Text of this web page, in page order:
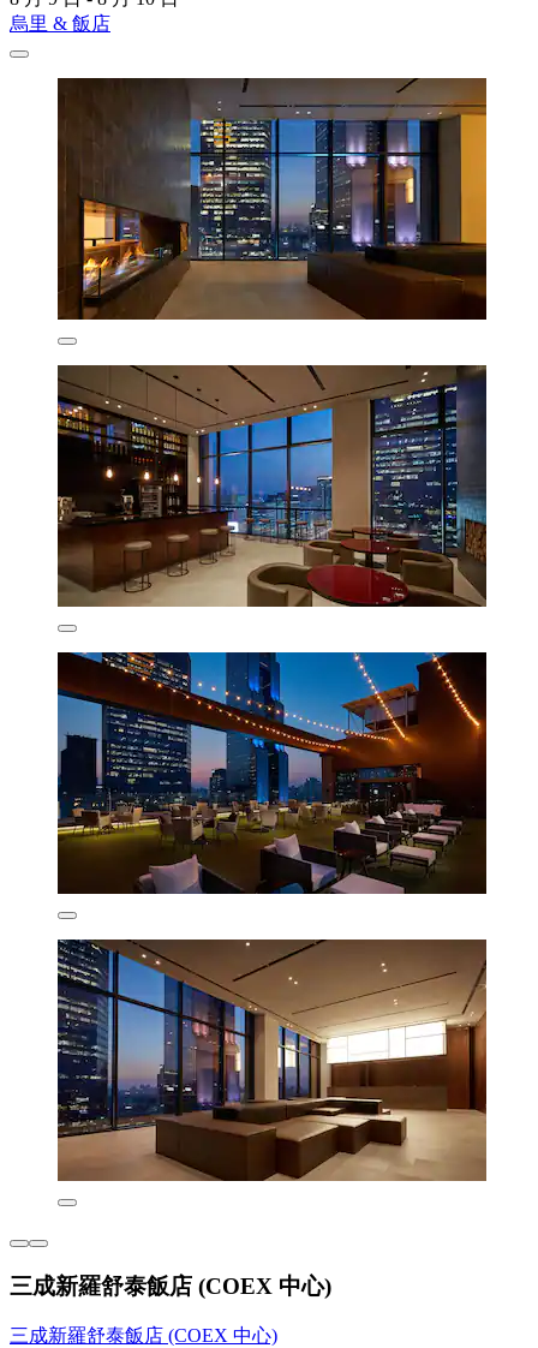
烏里 & 飯店
三成新羅舒泰飯店 (COEX 中心)
三成新羅舒泰飯店 (COEX 中心)